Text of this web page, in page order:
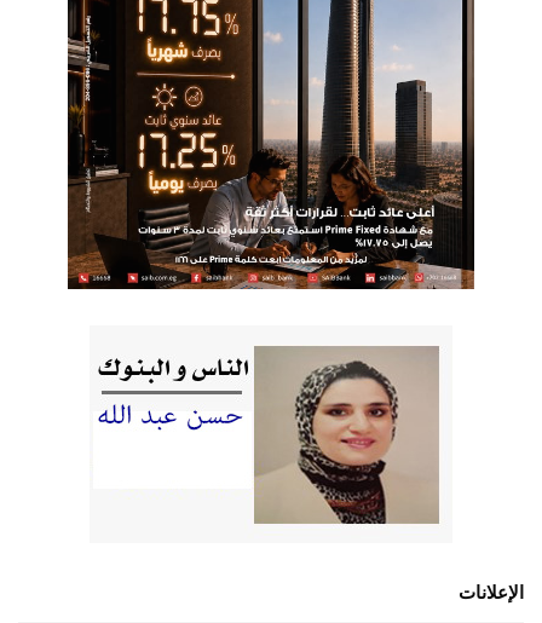
الإعلانات